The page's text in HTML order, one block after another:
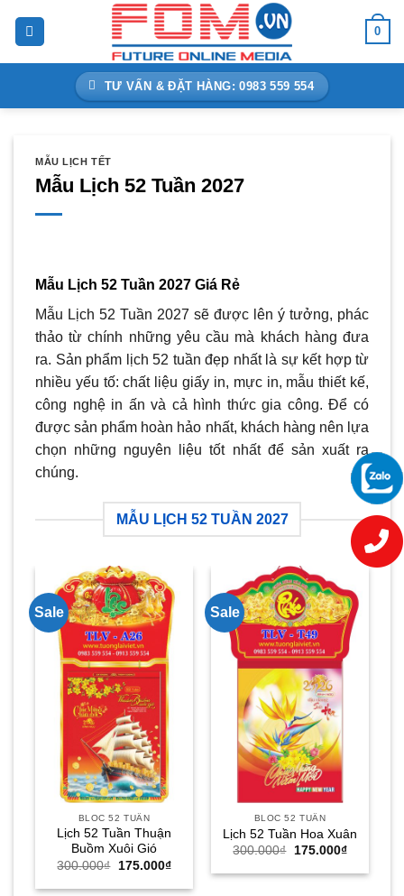
0
TƯ VẤN & ĐẶT HÀNG: 0983 559 554
MẪU LỊCH TẾT
Mẫu Lịch 52 Tuần 2027
Mẫu Lịch 52 Tuần 2027 Giá Rẻ
Mẫu Lịch 52 Tuần 2027 sẽ được lên ý tưởng, phác
thảo từ chính những yêu cầu mà khách hàng đưa
ra. Sản phẩm lịch 52 tuần đẹp nhất là sự kết hợp từ
nhiều yếu tố: chất liệu giấy in, mực in, mẫu thiết kế,
công nghệ in ấn và cả hình thức gia công. Để có
được sản phẩm hoàn hảo nhất, khách hàng nên lựa
chọn những nguyên liệu tốt nhất để sản xuất ra
chúng.
MẪU LỊCH 52 TUẦN 2027
Sale
BLOC 52 TUẦN
Lịch 52 Tuần Thuận
Buồm Xuôi Gió
300.000₫
Giá
là:
175.000₫Giá
tại
Sale
BLOC 52 TUẦN
Lịch 52 Tuần Hoa Xuân
300.000₫
Giá
là:
175.000₫Giá
tại